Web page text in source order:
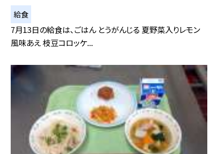
給食
7月13日の給食は、ごはん とうがんじる 夏野菜入りレモン
風味あえ 枝豆コロッケ...